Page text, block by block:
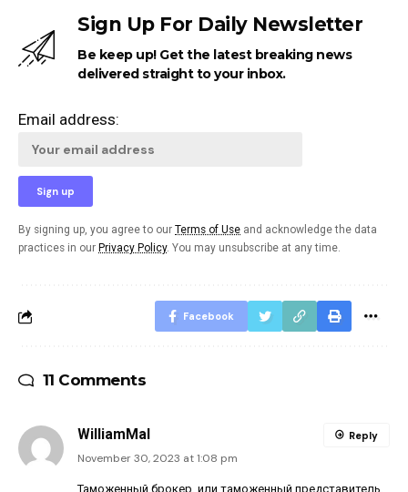
Sign Up For Daily Newsletter
Be keep up! Get the latest breaking news
delivered straight to your inbox.
Email address:
By signing up, you agree to our Terms of Use and acknowledge the data
practices in our Privacy Policy. You may unsubscribe at any time.
Facebook
11 Comments
WilliamMal
November 30, 2023 at 1:08 pm
Таможенный брокер, или таможенный представитель,
Reply